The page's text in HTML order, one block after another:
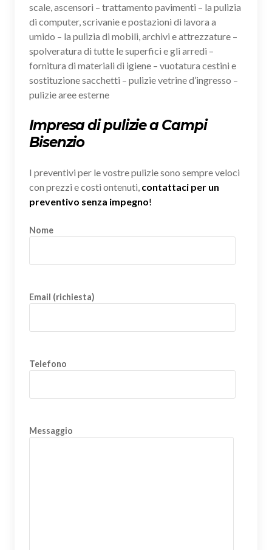
scale, ascensori – trattamento pavimenti – la pulizia
di computer, scrivanie e postazioni di lavora a
umido – la pulizia di mobili, archivi e attrezzature –
spolveratura di tutte le superfici e gli arredi –
fornitura di materiali di igiene – vuotatura cestini e
sostituzione sacchetti – pulizie vetrine d’ingresso –
pulizie aree esterne
Impresa di pulizie a Campi
Bisenzio
I preventivi per le vostre pulizie sono sempre veloci
con prezzi e costi ontenuti, contattaci per un
preventivo senza impegno!
Nome
Email (richiesta)
Telefono
Messaggio